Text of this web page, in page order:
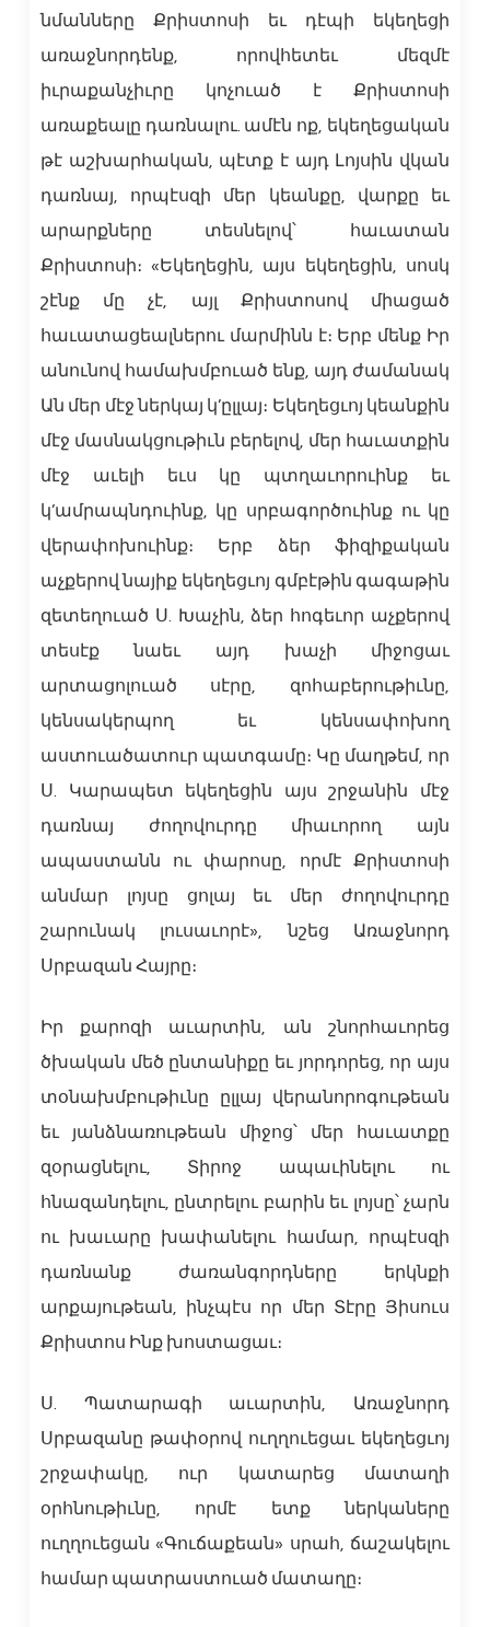
նմանները Քրիստոսի եւ դէպի եկեղեցի
առաջնորդենք, որովհետեւ մեզմէ
իւրաքանչիւրը կոչուած է Քրիստոսի
առաքեալը դառնալու. ամէն ոք, եկեղեցական
թէ աշխարհական, պէտք է այդ Լոյսին վկան
դառնայ, որպէսզի մեր կեանքը, վարքը եւ
արարքները տեսնելով՝ հաւատան
Քրիստոսի։ «Եկեղեցին, այս եկեղեցին, սոսկ
շէնք մը չէ, այլ Քրիստոսով միացած
հաւատացեալներու մարմինն է։ Երբ մենք Իր
անունով համախմբուած ենք, այդ ժամանակ
Ան մեր մէջ ներկայ կ’ըլլայ։ Եկեղեցւոյ կեանքին
մէջ մասնակցութիւն բերելով, մեր հաւատքին
մէջ աւելի եւս կը պտղաւորուինք եւ
կ’ամրապնդուինք, կը սրբագործուինք ու կը
վերափոխուինք։ Երբ ձեր ֆիզիքական
աչքերով նայիք եկեղեցւոյ գմբէթին գագաթին
զետեղուած Ս. Խաչին, ձեր հոգեւոր աչքերով
տեսէք նաեւ այդ խաչի միջոցաւ
արտացոլուած սէրը, զոհաբերութիւնը,
կենսակերպող եւ կենսափոխող
աստուածատուր պատգամը։ Կը մաղթեմ, որ
Ս. Կարապետ եկեղեցին այս շրջանին մէջ
դառնայ ժողովուրդը միաւորող այն
ապաստանն ու փարոսը, որմէ Քրիստոսի
անմար լոյսը ցոլայ եւ մեր ժողովուրդը
շարունակ լուսաւորէ», նշեց Առաջնորդ
Սրբազան Հայրը։
Իր քարոզի աւարտին, ան շնորհաւորեց
ծխական մեծ ընտանիքը եւ յորդորեց, որ այս
տօնախմբութիւնը ըլլայ վերանորոգութեան
եւ յանձնառութեան միջոց՝ մեր հաւատքը
զօրացնելու, Տիրոջ ապաւինելու ու
հնազանդելու, ընտրելու բարին եւ լոյսը՝ չարն
ու խաւարը խափանելու համար, որպէսզի
դառնանք ժառանգորդները երկնքի
արքայութեան, ինչպէս որ մեր Տէրը Յիսուս
Քրիստոս Ինք խոստացաւ։
Ս. Պատարագի աւարտին, Առաջնորդ
Սրբազանը թափօրով ուղղուեցաւ եկեղեցւոյ
շրջափակը, ուր կատարեց մատաղի
օրհնութիւնը, որմէ ետք ներկաները
ուղղուեցան «Գուճաքեան» սրահ, ճաշակելու
համար պատրաստուած մատաղը։